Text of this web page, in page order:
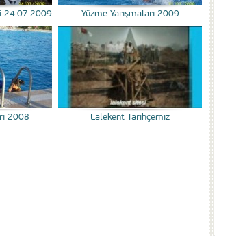
24.07.2009 Yüzme Yarışmaları 2009
2008 Lalekent Tarihçemiz